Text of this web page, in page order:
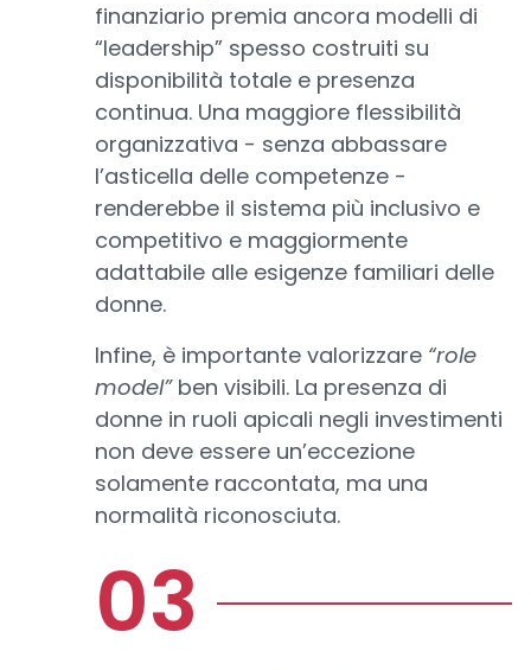
finanziario premia ancora modelli di
“leadership” spesso costruiti su
disponibilità totale e presenza
continua. Una maggiore flessibilità
organizzativa - senza abbassare
l’asticella delle competenze -
renderebbe il sistema più inclusivo e
competitivo e maggiormente
adattabile alle esigenze familiari delle
donne.
Infine, è importante valorizzare “role
model” ben visibili. La presenza di
donne in ruoli apicali negli investimenti
non deve essere un’eccezione
solamente raccontata, ma una
normalità riconosciuta.